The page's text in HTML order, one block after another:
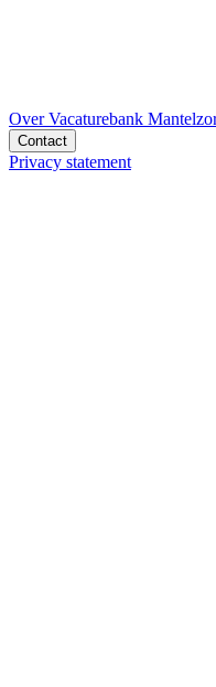
Over Vacaturebank
Contact
Privacy statement